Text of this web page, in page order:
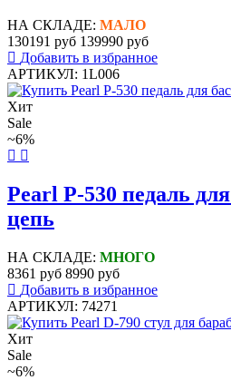
НА СКЛАДЕ: МАЛО
130191 руб 139990 руб
Добавить в избранное
АРТИКУЛ: 1L006
Хит
Sale
~6%
Pearl P-530 педаль
цепь
НА СКЛАДЕ: МНОГО
8361 руб 8990 руб
Добавить в избранное
АРТИКУЛ: 74271
Хит
Sale
~6%